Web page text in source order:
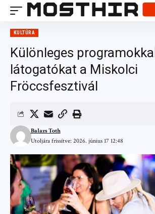
KULTÚRA
Különleges
látogatókat a Miskolci
Fröccsfesztivál
Utoljára frissítve: 2026. június 17 12:48
Balazs Toth